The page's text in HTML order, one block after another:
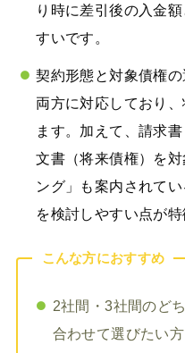
り時に差引後の入金
すいです。
契約形態と対象債権
両方に対応しており
ます。加えて、請求
文書（将来債権）を
ング」も案内されて
を検討しやすい点が特
こんな方におすすめ
2社間・3社間のど
合わせて選びたい方